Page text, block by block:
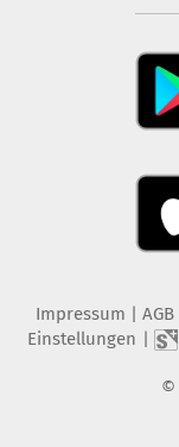
Impressum | AGB
Einstellungen |
©